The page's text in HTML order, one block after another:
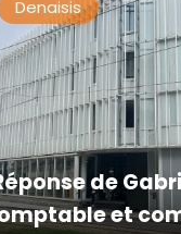
Denaisis
de
et